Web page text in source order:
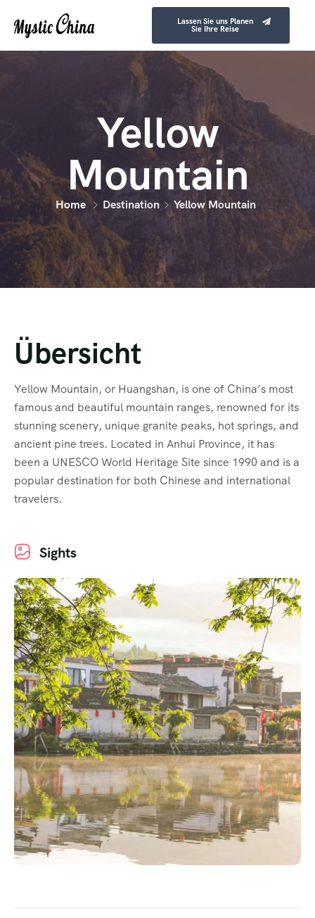
Lassen Sie uns Planen
Sie Ihre Reise
Yellow
Mountain
Home Destination Yellow Mountain
Übersicht
Yellow Mountain, or Huangshan, is one of China’s most
famous and beautiful mountain ranges, renowned for its
stunning scenery, unique granite peaks, hot springs, and
ancient pine trees. Located in Anhui Province, it has
been a UNESCO World Heritage Site since 1990 and is a
popular destination for both Chinese and international
travelers.
Sights